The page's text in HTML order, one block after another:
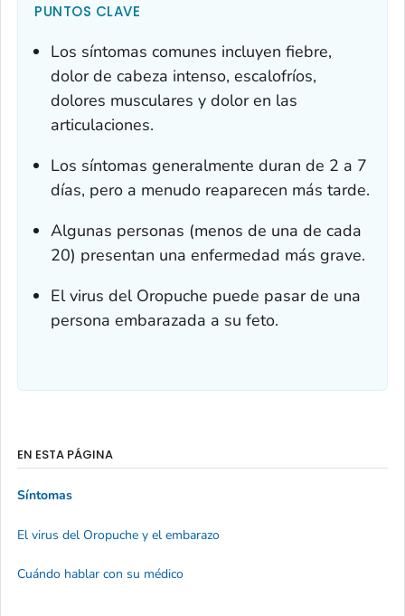
PUNTOS CLAVE
Los síntomas comunes incluyen fiebre,
dolor de cabeza intenso, escalofríos,
dolores musculares y dolor en las
articulaciones.
Los síntomas generalmente duran de 2 a 7
días, pero a menudo reaparecen más tarde.
Algunas personas (menos de una de cada
20) presentan una enfermedad más grave.
El virus del Oropuche puede pasar de una
persona embarazada a su feto.
EN ESTA PÁGINA
Síntomas
El virus del Oropuche y el embarazo
Cuándo hablar con su médico